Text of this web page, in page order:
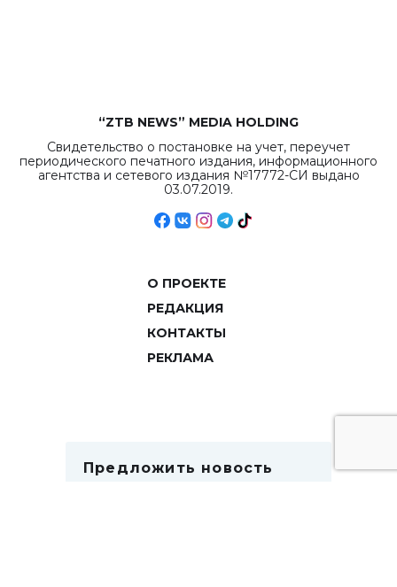
“ZTB NEWS” MEDIA HOLDING
Свидетельство о постановке на учет, переучет
периодического печатного издания, информационного
агентства и сетевого издания №17772-СИ выдано
03.07.2019.
О ПРОЕКТЕ
РЕДАКЦИЯ
КОНТАКТЫ
РЕКЛАМА
Предложить новость